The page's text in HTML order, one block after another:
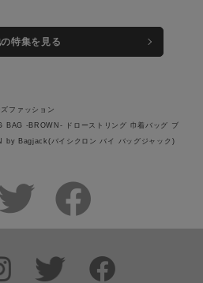
特集を見る
ズファッション
BAG -BROWN- ドローストリング 巾着バッグ ブ
by Bagjack(バイシクロン バイ バッグジャック)